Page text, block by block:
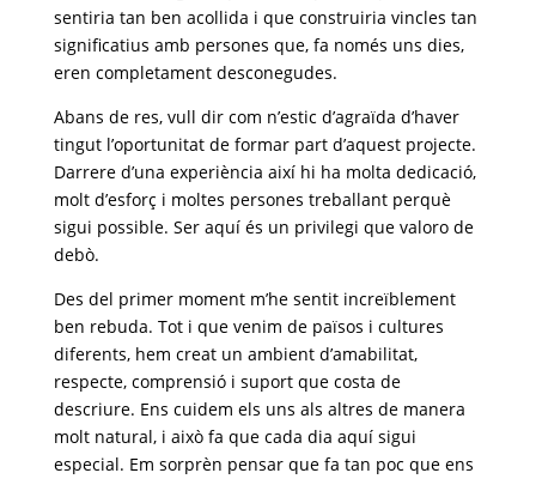
sentiria tan ben acollida i que construiria vincles tan
significatius amb persones que, fa només uns dies,
eren completament desconegudes.
Abans de res, vull dir com n’estic d’agraïda d’haver
tingut l’oportunitat de formar part d’aquest projecte.
Darrere d’una experiència així hi ha molta dedicació,
molt d’esforç i moltes persones treballant perquè
sigui possible. Ser aquí és un privilegi que valoro de
debò.
Des del primer moment m’he sentit increïblement
ben rebuda. Tot i que venim de països i cultures
diferents, hem creat un ambient d’amabilitat,
respecte, comprensió i suport que costa de
descriure. Ens cuidem els uns als altres de manera
molt natural, i això fa que cada dia aquí sigui
especial. Em sorprèn pensar que fa tan poc que ens